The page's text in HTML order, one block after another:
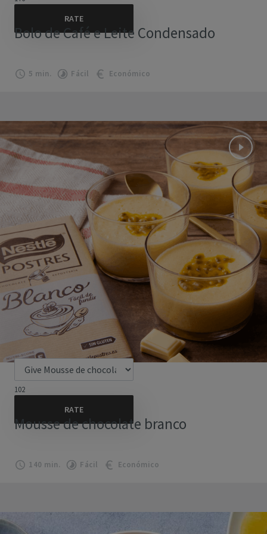
Bolo de Café e Leite Condensado
5 min. Fácil Económico
102
Mousse de chocolate branco
140 min. Fácil Económico